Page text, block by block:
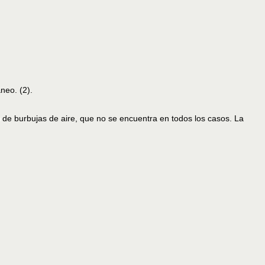
(2).
burbujas de aire, que no se encuentra en todos los casos. La